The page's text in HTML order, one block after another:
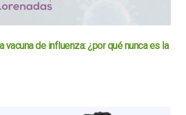
vacuna de influenza: ¿por qué nunca es la